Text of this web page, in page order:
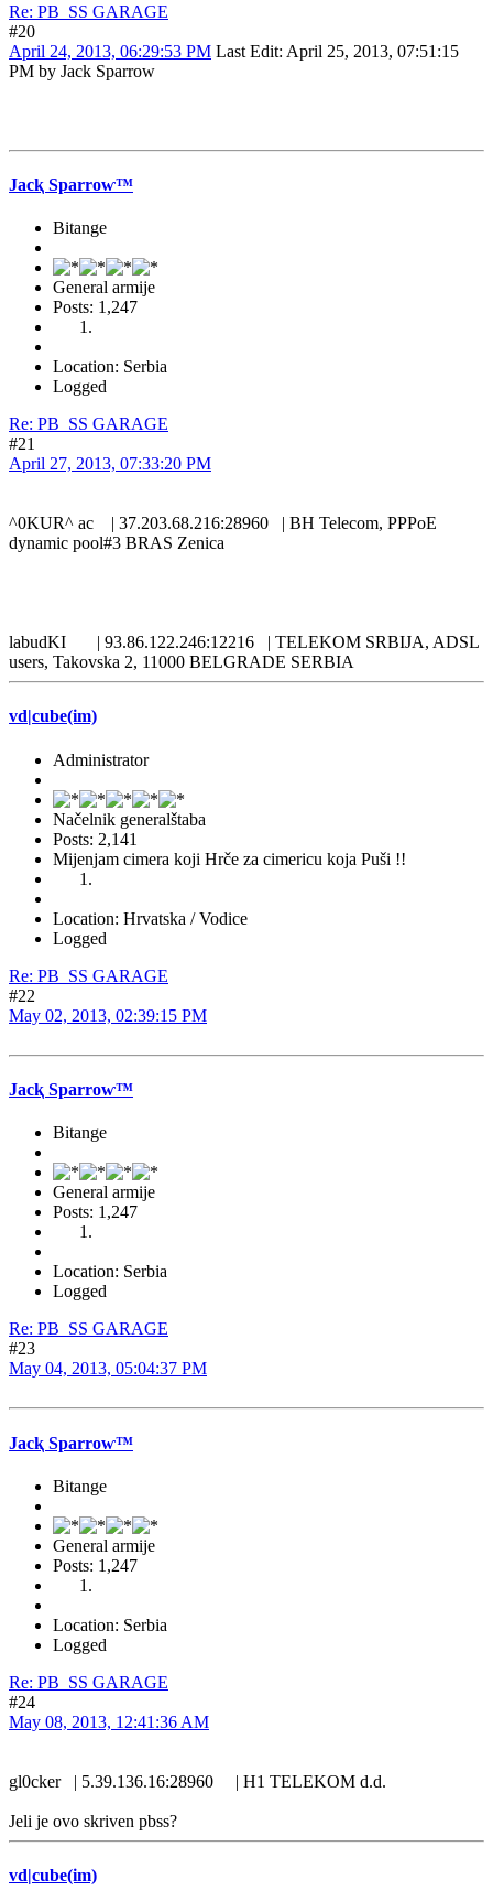
Re: PB_SS GARAGE
#20
April 24, 2013, 06:29:53 PM Last Edit: April 25, 2013, 07:51:15
PM by Jack Sparrow
Jacⱪ Sparroⱳ™
Bitange
General armije
Posts: 1,247
Location: Serbia
Logged
Re: PB_SS GARAGE
#21
April 27, 2013, 07:33:20 PM
^0KUR^ ac | 37.203.68.216:28960 | BH Telecom, PPPoE
dynamic pool#3 BRAS Zenica
labudKI | 93.86.122.246:12216 | TELEKOM SRBIJA, ADSL
users, Takovska 2, 11000 BELGRADE SERBIA
vd|cube(im)
Administrator
Načelnik generalštaba
Posts: 2,141
Mijenjam cimera koji Hrče za cimericu koja Puši !!
Location: Hrvatska / Vodice
Logged
Re: PB_SS GARAGE
#22
May 02, 2013, 02:39:15 PM
Jacⱪ Sparroⱳ™
Bitange
General armije
Posts: 1,247
Location: Serbia
Logged
Re: PB_SS GARAGE
#23
May 04, 2013, 05:04:37 PM
Jacⱪ Sparroⱳ™
Bitange
General armije
Posts: 1,247
Location: Serbia
Logged
Re: PB_SS GARAGE
#24
May 08, 2013, 12:41:36 AM
gl0cker | 5.39.136.16:28960 | H1 TELEKOM d.d.
Jeli je ovo skriven pbss?
vd|cube(im)